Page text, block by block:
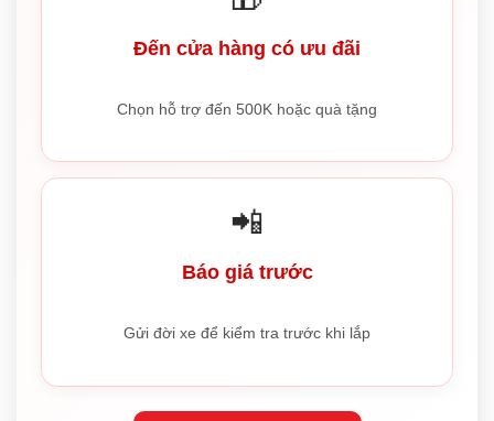
Đến cửa hàng có ưu đãi
Chọn hỗ trợ đến 500K hoặc quà tặng
📲
Báo giá trước
Gửi đời xe để kiểm tra trước khi lắp